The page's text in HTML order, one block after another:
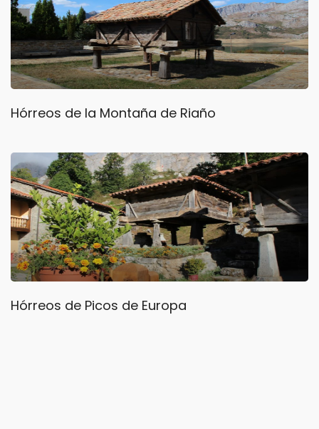
Hórreos de la Montaña de Riaño
Hórreos de Picos de Europa